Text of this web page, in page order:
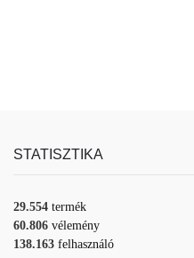
STATISZTIKA
29.554 termék
60.806 vélemény
138.163 felhasználó